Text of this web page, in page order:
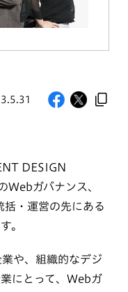
DESIGN
ガバナンス、
括・運営の先にある
。
や、組織的なデジ
にとって、Webガ